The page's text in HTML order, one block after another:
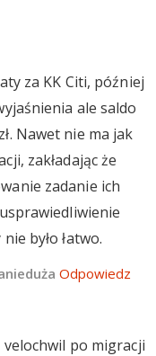
za KK Citi, później
ale saldo
Nawet nie ma jak
zakładając że
zadanie ich
było łatwo.
Odpowiedz
po migracji